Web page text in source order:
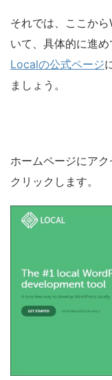
それでは、ここか
いて、具体的に進め
Localの公式ページ
ましょう。
ホームページにア
クリックします。